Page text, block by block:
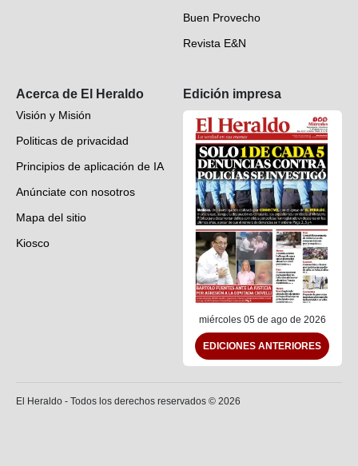
Buen Provecho
Revista E&N
Acerca de El Heraldo
Visión y Misión
Politicas de privacidad
Principios de aplicación de IA
Anúnciate con nosotros
Mapa del sitio
Kiosco
Edición impresa
miércoles 05 de ago de 2026
EDICIONES ANTERIORES
El Heraldo - Todos los derechos reservados © 2026